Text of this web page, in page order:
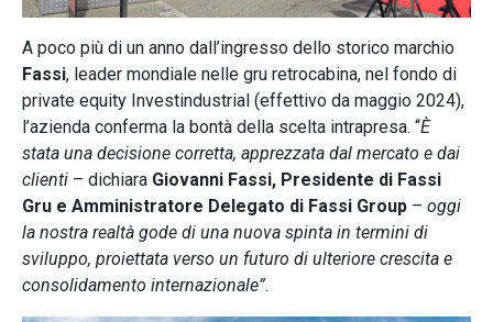
A poco più di un anno dall’ingresso dello storico marchio
Fassi, leader mondiale nelle gru retrocabina, nel fondo di
private equity Investindustrial (effettivo da maggio 2024),
l’azienda conferma la bontà della scelta intrapresa. “È
stata una decisione corretta, apprezzata dal mercato e dai
clienti – dichiara Giovanni Fassi, Presidente di Fassi
Gru e Amministratore Delegato di Fassi Group – oggi
la nostra realtà gode di una nuova spinta in termini di
sviluppo, proiettata verso un futuro di ulteriore crescita e
consolidamento internazionale”.